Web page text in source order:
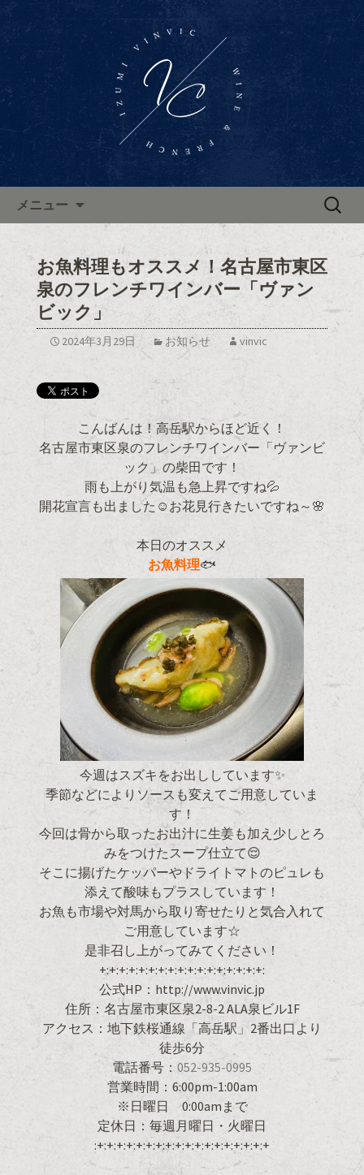
東区泉ワインバー「ヴァンビ
ック」のブログ
東区泉、高岳駅近くに佇むワインバー
「Wine Bar Vinvic～ヴァンビック～」。
ブルゴーニュ地方のワインと共に、本
格的なフランス料理がお楽しみいただ
けます。ブログで新着情報やお知らせ
を更新中。
メニュー
検
お魚料理もオススメ！名古屋市東区
泉のフレンチワインバー「ヴァン
ビック」
2024年3月29日 お知らせ vinvic
こんばんは！高岳駅からほど近く！
名古屋市東区泉のフレンチワインバー「ヴァンビ
ック」の柴田です！
雨も上がり気温も急上昇ですね💦
開花宣言も出ました☺お花見行きたいですね～🌸
本日のオススメ
お魚料理🐟
今週はスズキをお出ししています✨
季節などによりソースも変えてご用意していま
す！
今回は骨から取ったお出汁に生姜も加え少しとろ
みをつけたスープ仕立て😌
そこに揚げたケッパーやドライトマトのピュレも
添えて酸味もプラスしています！
お魚も市場や対馬から取り寄せたりと気合入れて
ご用意しています☆
是非召し上がってみてください！
+:+:+:+:+:+:+:+:+:+:+:+:+:+:+:+:+:
公式HP：http://www.vinvic.jp
住所：名古屋市東区泉2-8-2 ALA泉ビル1F
アクセス：地下鉄桜通線「高岳駅」2番出口より
徒歩6分
電話番号： 052-935-0995
営業時間：6:00pm-1:00am
※日曜日 0:00amまで
定休日：毎週月曜日・火曜日
:+:+:+:+:+:+:+:+:+:+:+:+:+:+:+:+:+:+